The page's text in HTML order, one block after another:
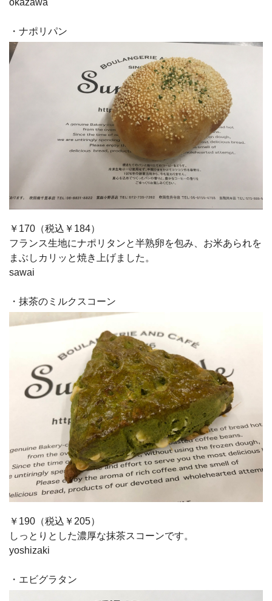
・ナポリパン
￥170（税込￥184）
フランス生地にナポリタンと半熟卵を包み、お米あられを
まぶしカリッと焼き上げました。
sawai
・抹茶のミルクスコーン
￥190（税込￥205）
しっとりとした濃厚な抹茶スコーンです。
yoshizaki
・エビグラタン